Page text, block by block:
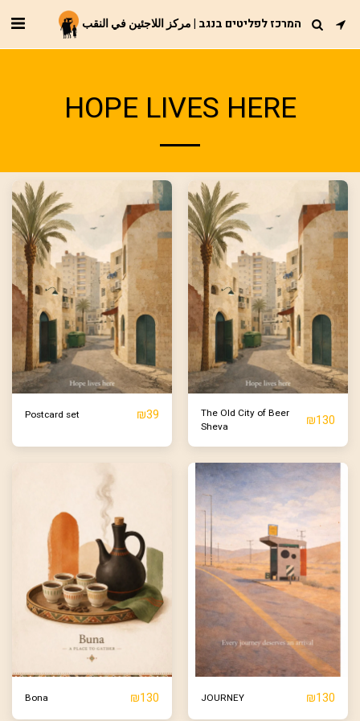
המרכז לפליטים בנגב | مركز اللاجئين في النقب
HOPE LIVES HERE
Postcard set ₪39
The Old City of Beer
Sheva
₪130
Bona ₪130 JOURNEY ₪130